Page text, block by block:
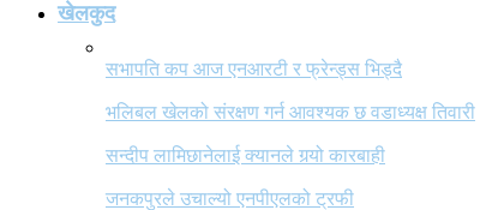
खेलकुद
सभापति कप आज एनआरटी र फ्रेन्ड्स भिड्दै
भलिबल खेलको संरक्षण गर्न आवश्यक छ वडाध्यक्ष तिवारी
सन्दीप लामिछानेलाई क्यानले गर्‍यो कारबाही
जनकपुरले उचाल्यो एनपीएलको ट्रफी